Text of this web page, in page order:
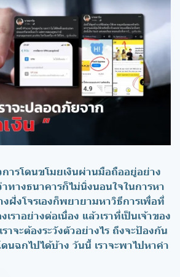
การโดนขโมยเงินผ่านมือถืออยู่อย่าง
ทางธนาคารก็ไม่นิ่งนอนใจในการหา
ฝั่งโจรเองก็พยายามหาวิธีการเพื่อที่
ราอย่างต่อเนื่อง แล้วเราที่เป็นเจ้าของ
าจะต้องระวังตัวอย่างไร ถึงจะป้องกัน
ดนฉกไปได้บ้าง วันนี้ เราจะพาไปหาคำ